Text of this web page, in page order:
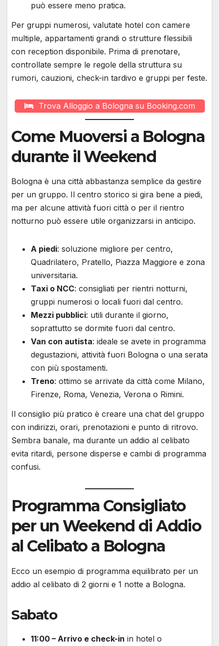
può essere meno pratica.
Per gruppi numerosi, valutate hotel con camere
multiple, appartamenti grandi o strutture flessibili
con reception disponibile. Prima di prenotare,
controllate sempre le regole della struttura su
rumori, cauzioni, check-in tardivo e gruppi per feste.
Trova Alloggio a Bologna su Booking.com
Come Muoversi a Bologna
durante il Weekend
Bologna è una città abbastanza semplice da gestire
per un gruppo. Il centro storico si gira bene a piedi,
ma per alcune attività fuori città o per il rientro
notturno può essere utile organizzarsi in anticipo.
A piedi: soluzione migliore per centro,
Quadrilatero, Pratello, Piazza Maggiore e zona
universitaria.
Taxi o NCC: consigliati per rientri notturni,
gruppi numerosi o locali fuori dal centro.
Mezzi pubblici: utili durante il giorno,
soprattutto se dormite fuori dal centro.
Van con autista: ideale se avete in programma
degustazioni, attività fuori Bologna o una serata
con più spostamenti.
Treno: ottimo se arrivate da città come Milano,
Firenze, Roma, Venezia, Verona o Rimini.
Il consiglio più pratico è creare una chat del gruppo
con indirizzi, orari, prenotazioni e punto di ritrovo.
Sembra banale, ma durante un addio al celibato
evita ritardi, persone disperse e cambi di programma
confusi.
Programma Consigliato
per un Weekend di Addio
al Celibato a Bologna
Ecco un esempio di programma equilibrato per un
addio al celibato di 2 giorni e 1 notte a Bologna.
Sabato
11:00 – Arrivo e check-in in hotel o